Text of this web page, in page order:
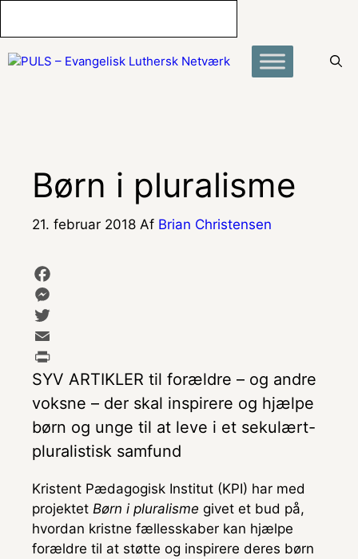
indhold
Børn i pluralisme
21. februar 2018 Af Brian Christensen
F
a
c
e
b
o
o
M
e
s
s
e
n
e
r
T
w
i
t
t
r
E
m
a
i
P
r
i
t
SYV ARTIKLER til forældre – og andre
voksne – der skal inspirere og hjælpe
børn og unge til at leve i et sekulært-
pluralistisk samfund
Kristent Pædagogisk Institut (KPI) har med
projektet Børn i pluralisme givet et bud på,
hvordan kristne fællesskaber kan hjælpe
forældre til at støtte og inspirere deres børn